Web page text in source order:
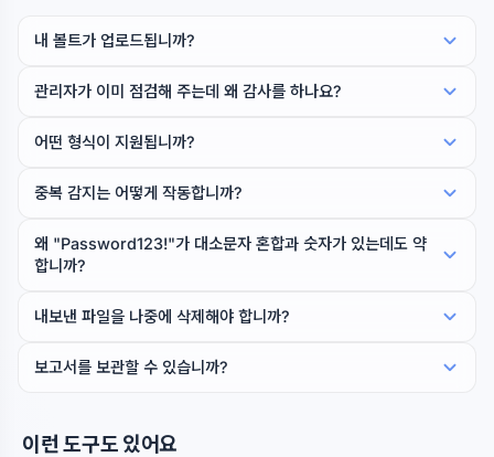
내 볼트가 업로드됩니까?
관리자가 이미 점검해 주는데 왜 감사를 하나요?
어떤 형식이 지원됩니까?
중복 감지는 어떻게 작동합니까?
왜 "Password123!"가 대소문자 혼합과 숫자가 있는데도 약
합니까?
내보낸 파일을 나중에 삭제해야 합니까?
보고서를 보관할 수 있습니까?
이런 도구도 있어요